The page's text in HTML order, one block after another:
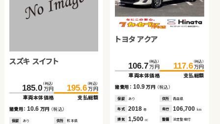
スズキ スイフト
185.0 （税込）
万円
車両本体価格
195.6 （税込）
万円
支払総額
諸費用：10.6 万円 （税込）
保証 あり 住所 熊本県
トヨタ アクア
106.7 （税込）
万円
車両本体価格
117.6 （税込）
万円
支払総額
諸費用： 10.9万円 （税込）
保証 あり 住所 青森県
年式 2018年 走行 106,700 km
排気 1,500cc 整備 法定整備付
175.2（税込）
万円
諸費用：14.2万円（税込）
あり 岩手県
年式 2014年 走行
排気 2,400 整備 法定整備付
トヨタ プリウス アルファ
133.8 （税込）
万円
車両本体価格
148.4 （税込）
万円
支払総額
諸費用： 14.6万円 （税込）
保証 なし 住所 茨城県
年式 2012年 走行 47,000km
排気 1,800cc 整備 なし
スズキ スイフト
96.8 （税込）
万円
車両本体価格
109.8 （税込）
万円
支払総額
諸費用：13.0 万円 （税込）
保証 あり 住所 秋田県
トヨタ アルファード
51.2 （税込）
万円
車両本体価格
62.7 （税込）
万円
支払総額
諸費用： 11.5万円 （税込）
保証 なし 住所 埼玉県
年式 2011年 走行 156,700 km
排気 2,400cc 整備 なし
34.6（税込）
万円
諸費用：5.2 万円（税込）
あり 青森県
年式 2012年 走行
排気 660 整備 法定整備付
日産 セレナ
172.7 （税込）
万円
車両本体価格
189.9 （税込）
万円
支払総額
諸費用： 17.2万円 （税込）
保証 あり 住所 岩手県
年式 2017年 走行 42,000km
排気 2,000cc 整備 法定整備付